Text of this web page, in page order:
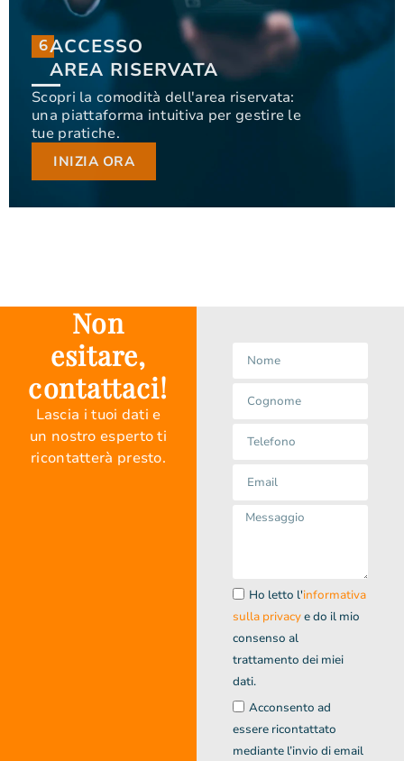
6ACCESSO
AREA RISERVATA
Scopri la comodità dell'area riservata:
una piattaforma intuitiva per gestire le
tue pratiche.
INIZIA ORA
6
ACCESSO
AREA RISERVATA
Scopri la comodità dell'area riservata: una
piattaforma intuitiva per gestire le tue pratiche.
INIZIA ORA
Non
esitare,
contattaci!
Lascia i tuoi dati e
un nostro esperto ti
ricontatterà presto.
Ho letto l'informativa
sulla privacye do il mio
consenso al
trattamento dei miei
dati.
Acconsento ad
essere ricontattato
mediante l’invio di email